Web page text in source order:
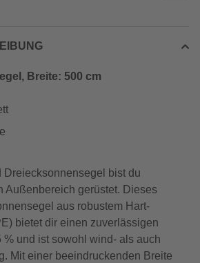
Breite: 500 cm
Dreiecksonnensegel bist du
Außenbereich gerüstet. Dieses
aus robustem Hart-
bietet dir einen zuverlässigen
% und ist sowohl wind- als auch
Mit einer beeindruckenden Breite